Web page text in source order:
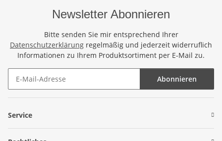
Newsletter Abonnieren
Bitte senden Sie mir entsprechend Ihrer
Datenschutzerklärung regelmäßig und jederzeit widerruflich
Informationen zu Ihrem Produktsortiment per E-Mail zu.
Abonnieren
Service